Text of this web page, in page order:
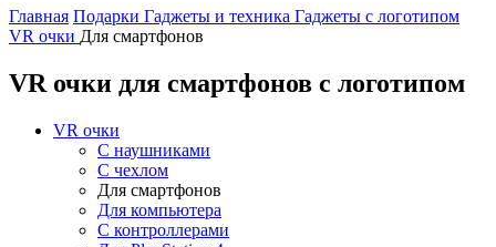
Главная Подарки Гаджеты и техника Гаджеты с логотипом
VR очки Для смартфонов
VR очки для смартфонов с логотипом
VR очки
С наушниками
С чехлом
Для смартфонов
Для компьютера
С контроллерами